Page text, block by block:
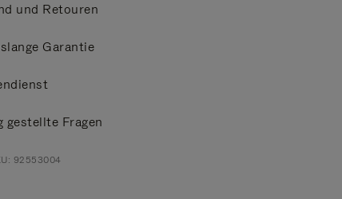
und Retouren
Garantie
gestellte Fragen
92553004